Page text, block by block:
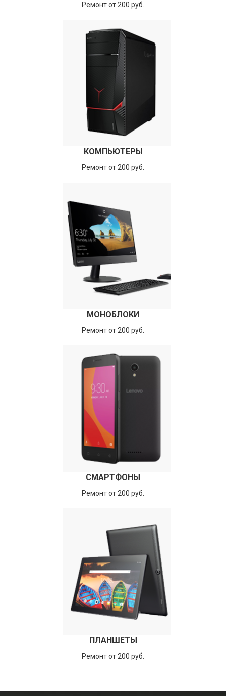
Ремонт от 200 руб.
КОМПЬЮТЕРЫ
Ремонт от 200 руб.
МОНОБЛОКИ
Ремонт от 200 руб.
СМАРТФОНЫ
Ремонт от 200 руб.
ПЛАНШЕТЫ
Ремонт от 200 руб.